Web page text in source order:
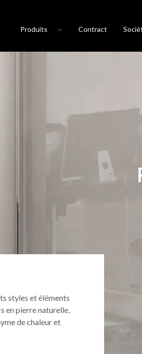
Produits Contract
styles et éléments
en pierre naturelle,
de chaleur et